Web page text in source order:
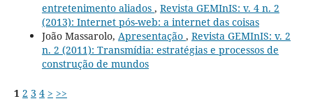
entretenimento aliados , Revista GEMInIS: v. 4 n. 2
(2013): Internet pós-web: a internet das coisas
João Massarolo, Apresentação , Revista GEMInIS: v. 2
n. 2 (2011): Transmídia: estratégias e processos de
construção de mundos
1 2 3 4 > >>